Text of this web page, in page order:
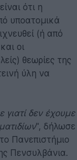
ότι η
υποατομικά
(ή από
οι
θεωρίες της
ύλη να
γιατί δεν έχουμε
", δήλωσε
Πανεπιστήμιο
Πενσυλβάνια.